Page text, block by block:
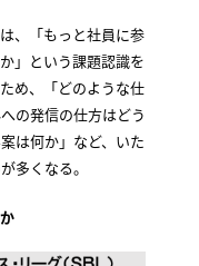
、「もっと社員に参
」という課題認識を
め、「どのような仕
の発信の仕方はどう
は何か」など、いた
多くなる。